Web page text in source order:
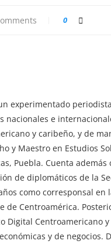
0
experimentado
nacionales e
y caribeño, y de
y Maestro en Estudios
Puebla. Cuenta
de diplomáticos de la
como corresponsal
de Centroamérica.
Digital Centroamericano
y de negocios.